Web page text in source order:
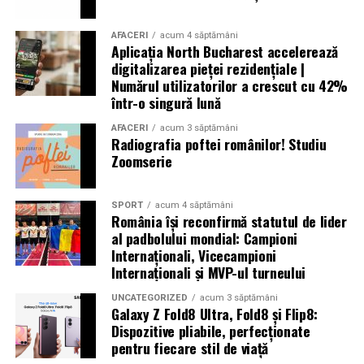
au pierdut viața, peste 6.500 au fost rănite și multe
altele au fost date dispărute. Peste 300.000 de oameni
au rămas fără locuințe în urma exploziilor devastatoare.
Autoritățile din Liban au decretat trei zile de doliu
național
Aniversări – Comemorări
– Sf. Ioan Maria Vianney, preot (Calendarul Romano-
Catolic 2026)
– 1807: S-a născut Constantin Lecca, pictor, tipograf,
editor, scriitor, traducător şi profesor; ctitorul primei
AFACERI acum 4 săptămâni
Aplicația North Bucharest accelerează
digitalizarea pieței rezidențiale |
Numărul utilizatorilor a crescut cu 42%
într-o singură lună
AFACERI acum 3 săptămâni
Radiografia poftei românilor! Studiu
Zoomserie
SPORT acum 4 săptămâni
România își reconfirmă statutul de lider
al padbolului mondial: Campioni
Internaționali, Vicecampioni
Internaționali și MVP-ul turneului
UNCATEGORIZED acum 3 săptămâni
Galaxy Z Fold8 Ultra, Fold8 și Flip8:
Dispozitive pliabile, perfecționate
pentru fiecare stil de viață